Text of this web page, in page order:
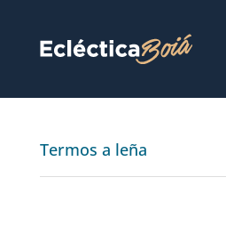
Termos a leña